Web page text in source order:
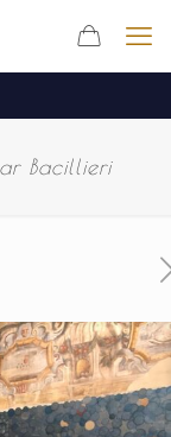
Bacillieri